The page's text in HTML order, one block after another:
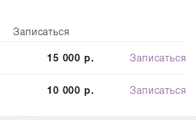
Записаться
15 000 р. Записаться
10 000 р. Записаться